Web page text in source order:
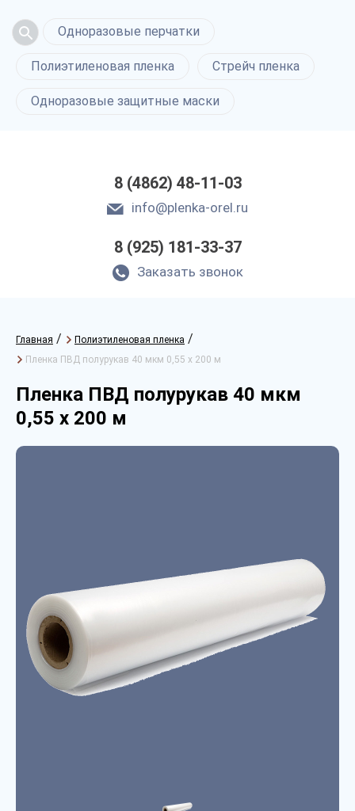
Одноразовые перчатки
Полиэтиленовая пленка Стрейч пленка
Одноразовые защитные маски
8 (4862) 48-11-03
info@plenka-orel.ru
8 (925) 181-33-37
Заказать звонок
Главная / Полиэтиленовая пленка /
Пленка ПВД полурукав 40 мкм 0,55 х 200 м
Пленка ПВД полурукав 40 мкм
0,55 х 200 м